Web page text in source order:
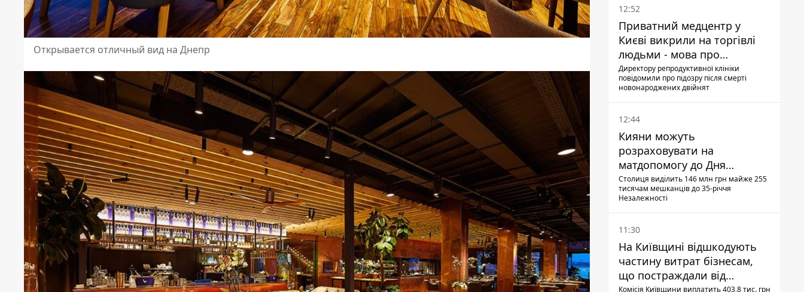
Открывается отличный вид на Днепр
12:52
Приватний медцентр у
Києві викрили на торгівлі
людьми - мова про
сурогатне материнство
Директору репродуктивної клініки
повідомили про підозру після смерті
новонароджених двійнят
12:44
Кияни можуть
розраховувати на
матдопомогу до Дня
незалежності - кому її
дадуть
Столиця виділить 146 млн грн майже 255
тисячам мешканців до 35-річчя
Незалежності
11:30
На Київщині відшкодують
частину витрат бізнесам,
що постраждали від
Комісія Київщини виплатить 403,8 тис. грн